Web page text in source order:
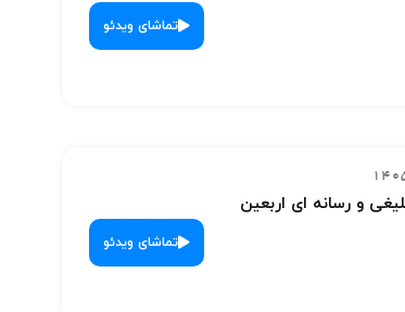
تماشای ویدئو
و رسانه ای اربعین
تماشای ویدئو